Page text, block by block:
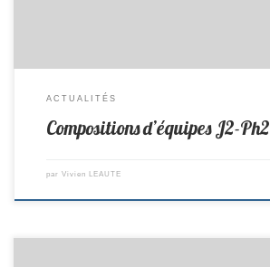
ACTUALITÉS
Compositions d’équipes J2-Ph2
par Vivien LEAUTE